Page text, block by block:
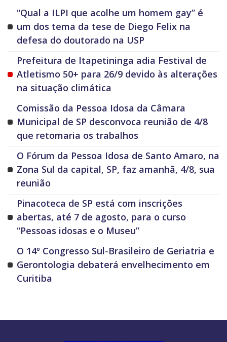
“Qual a ILPI que acolhe um homem gay” é
um dos tema da tese de Diego Felix na
defesa do doutorado na USP
Prefeitura de Itapetininga adia Festival de
Atletismo 50+ para 26/9 devido às alterações
na situação climática
Comissão da Pessoa Idosa da Câmara
Municipal de SP desconvoca reunião de 4/8
que retomaria os trabalhos
O Fórum da Pessoa Idosa de Santo Amaro, na
Zona Sul da capital, SP, faz amanhã, 4/8, sua
reunião
Pinacoteca de SP está com inscrições
abertas, até 7 de agosto, para o curso
“Pessoas idosas e o Museu”
O 14º Congresso Sul-Brasileiro de Geriatria e
Gerontologia debaterá envelhecimento em
Curitiba